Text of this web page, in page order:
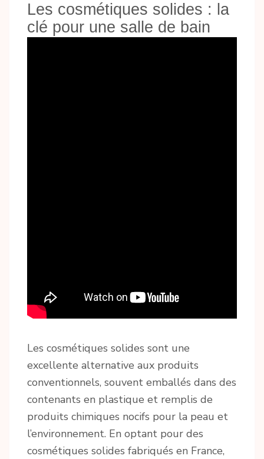
Les cosmétiques solides : la
clé pour une salle de bain
Les cosmétiques solides sont une
excellente alternative aux produits
conventionnels, souvent emballés dans des
contenants en plastique et remplis de
produits chimiques nocifs pour la peau et
l’environnement. En optant pour des
cosmétiques solides fabriqués en France,